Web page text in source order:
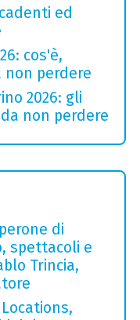
ed
cos'è,
non perdere
2026: gli
non perdere
di
spettacoli e
Trincia,